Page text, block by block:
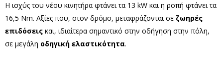
Η ισχύς του νέου κινητήρα φτάνει τα 13 kW και η ροπή φτάνει τα
16,5 Nm. Αξίες που, στον δρόμο, μεταφράζονται σε ζωηρές
επιδόσεις και, ιδιαίτερα σημαντικό στην οδήγηση στην πόλη,
σε μεγάλη οδηγική ελαστικότητα.